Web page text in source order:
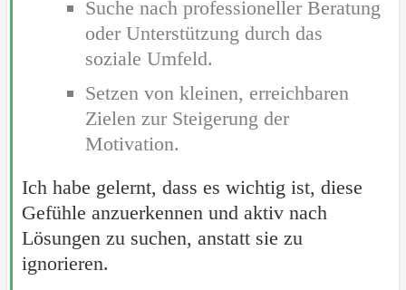
Suche nach professioneller Beratung
oder Unterstützung durch das
soziale Umfeld.
Setzen von kleinen, erreichbaren
Zielen zur Steigerung der
Motivation.
Ich habe gelernt, dass es wichtig ist, diese
Gefühle anzuerkennen und aktiv nach
Lösungen zu suchen, anstatt sie zu
ignorieren.